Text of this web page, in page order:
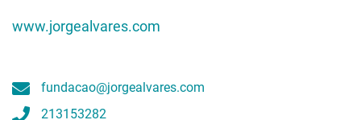
www.jorgealvares.com
fundacao@jorgealvares.com
213153282